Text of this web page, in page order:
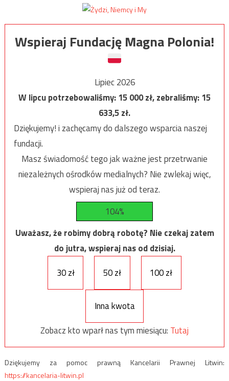
Wspieraj Fundację Magna Polonia!
Lipiec 2026
W lipcu potrzebowaliśmy:15 000zł, zebraliśmy:15
633,5zł.
Dziękujemy! i zachęcamy do dalszego wsparcia naszej
fundacji.
Masz świadomość tego jak ważne jest przetrwanie
niezależnych ośrodków medialnych? Nie zwlekaj więc,
wspieraj nas już od teraz.
104%
Uważasz, że robimy dobrą robotę? Nie czekaj zatem
do jutra, wspieraj nas od dzisiaj.
30 zł
50 zł 100 zł
Inna kwota
Zobacz kto wparł nas tym miesiącu: Tutaj
Dziękujemy za pomoc prawną Kancelarii Prawnej Litwin:
https://kancelaria-litwin.pl